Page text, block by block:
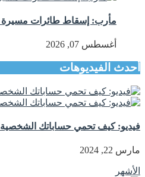
مأرب: إسقاط طائرات مسيرة
أغسطس 07, 2026
أحدث الفيديوهات
فيديو: كيف تحمي حساباتك
مارس 22, 2024
الأشهر